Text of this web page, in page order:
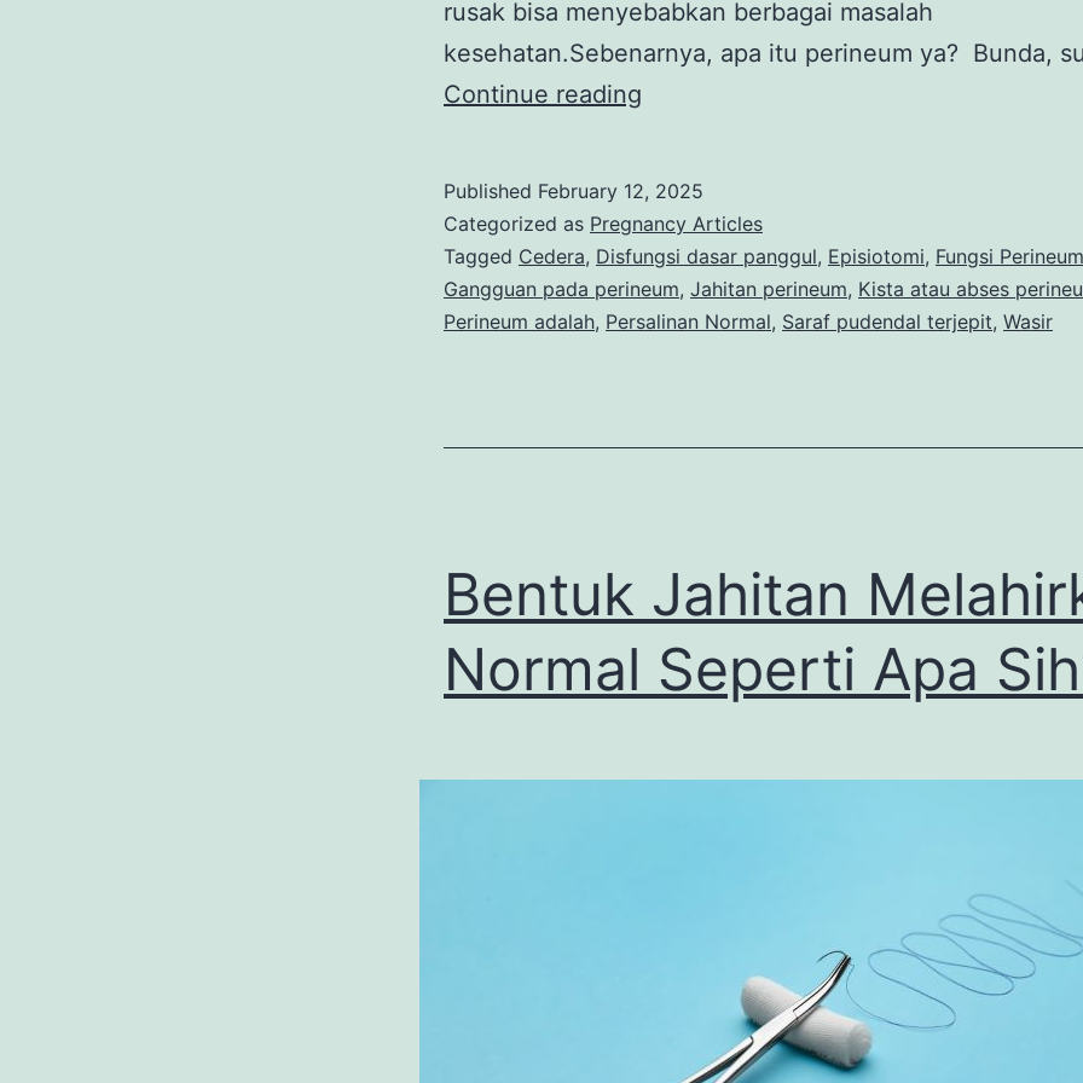
rusak bisa menyebabkan berbagai masalah
kesehatan.Sebenarnya, apa itu perineum ya? Bunda,
Continue reading
dan
Gangguan
yang
Dapat
Published February 12, 2025
Categorized as Pregnancy Articles
Tagged Cedera, Disfungsi dasar panggul, Episiotomi, Fungsi Perineum
Gangguan pada perineum, Jahitan perineum, Kista atau abses
Perineum adalah, Persalinan Normal, Saraf pudendal terjepit, Wasir
Bentuk Jahitan
Normal Seperti Apa